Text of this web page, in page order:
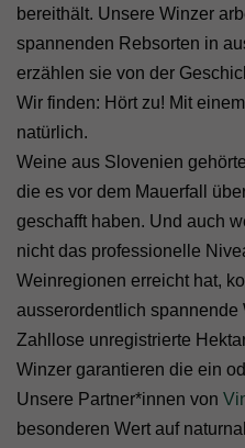
bereithält. Unsere Winzer
spannenden Rebsorten in
erzählen sie von der
Wir finden: Hört zu! Mit
natürlich.
Weine aus Slovenien
die es vor dem Mauerfall
geschafft haben. Und auch
nicht das professionelle
Weinregionen erreicht hat,
ausserordentlich
Zahllose unregistrierte
Winzer garantieren die ein
Unsere Partner*innen von
besonderen Wert auf